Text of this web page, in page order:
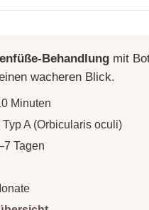
Behandlung mit
wacheren Blick.
Minuten
A (Orbicularis oculi)
Tagen